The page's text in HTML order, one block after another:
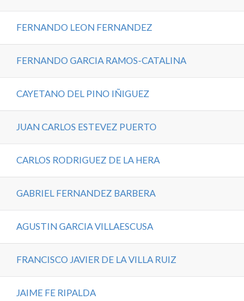
FERNANDO LEON FERNANDEZ
FERNANDO GARCIA RAMOS-CATALINA
CAYETANO DEL PINO IÑIGUEZ
JUAN CARLOS ESTEVEZ PUERTO
CARLOS RODRIGUEZ DE LA HERA
GABRIEL FERNANDEZ BARBERA
AGUSTIN GARCIA VILLAESCUSA
FRANCISCO JAVIER DE LA VILLA RUIZ
JAIME FE RIPALDA